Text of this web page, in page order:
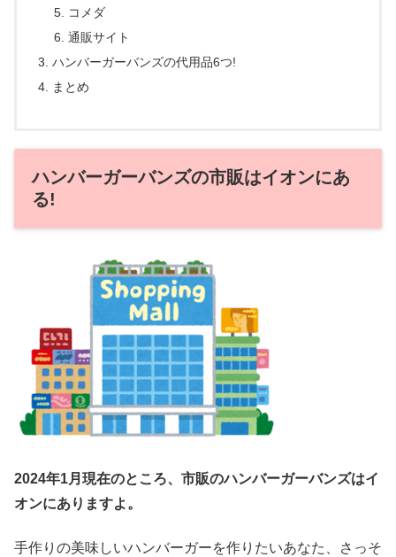
コメダ
通販サイト
ハンバーガーバンズの代用品6つ!
まとめ
ハンバーガーバンズの市販はイオンにあ
る!
2024年1月現在のところ、市販のハンバーガーバンズはイ
オンにありますよ。
手作りの美味しいハンバーガーを作りたいあなた、さっそ